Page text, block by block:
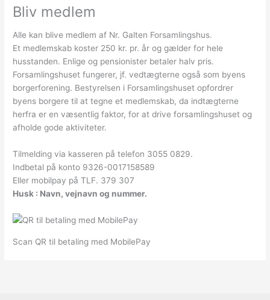
Bliv medlem
Alle kan blive medlem af Nr. Galten Forsamlingshus.
Et medlemskab koster 250 kr. pr. år og gælder for hele
husstanden. Enlige og pensionister betaler halv pris.
Forsamlingshuset fungerer, jf. vedtægterne også som byens
borgerforening. Bestyrelsen i Forsamlingshuset opfordrer
byens borgere til at tegne et medlemskab, da indtægterne
herfra er en væsentlig faktor, for at drive forsamlingshuset og
afholde gode aktiviteter.
Tilmelding via kasseren på telefon 3055 0829.
Indbetal på konto 9326-0017158589
Eller mobilpay på TLF. 379 307
Husk : Navn, vejnavn og nummer.
Scan QR til betaling med MobilePay